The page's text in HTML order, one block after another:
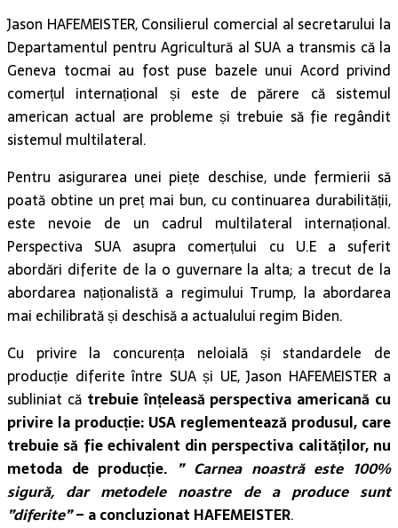
Jason HAFEMEISTER, Consilierul comercial al secretarului la
Departamentul pentru Agricultură al SUA a transmis că la
Geneva tocmai au fost puse bazele unui Acord privind
comerțul internațional și este de părere că sistemul
american actual are probleme și trebuie să fie regândit
sistemul multilateral.
Pentru asigurarea unei piețe deschise, unde fermierii să
poată obtine un preț mai bun, cu continuarea durabilității,
este nevoie de un cadrul multilateral internațional.
Perspectiva SUA asupra comerțului cu U.E a suferit
abordări diferite de la o guvernare la alta; a trecut de la
abordarea naționalistă a regimului Trump, la abordarea
mai echilibrată și deschisă a actualului regim Biden.
Cu privire la concurența neloială și standardele de
producție diferite între SUA și UE, Jason HAFEMEISTER a
subliniat că trebuie înțeleasă perspectiva americană cu
privire la producție: USA reglementează produsul, care
trebuie să fie echivalent din perspectiva calităților, nu
metoda de producție. ” Carnea noastră este 100%
sigură, dar metodele noastre de a produce sunt
”diferite”– a concluzionat HAFEMEISTER.